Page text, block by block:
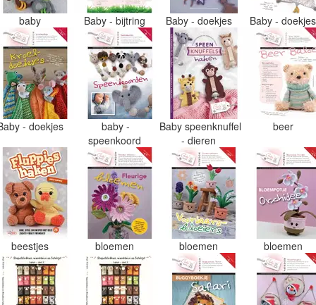
baby Baby - bijtring Baby - doekjes Baby -
- doekjes
baby -
speenkoord
Baby speenknuffel
- dieren
beer
beestjes bloemen bloemen bloemen